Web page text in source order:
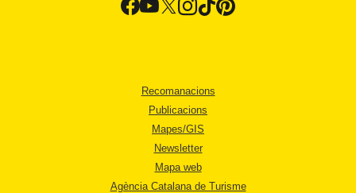
Recomanacions
Publicacions
Mapes/GIS
Newsletter
Mapa web
Agència Catalana de Turisme